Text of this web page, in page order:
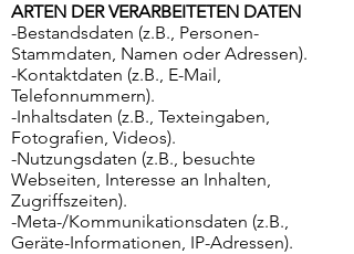
ARTEN DER VERARBEITETEN DATEN
-Bestandsdaten (z.B., Personen-
Stammdaten, Namen oder Adressen).
-Kontaktdaten (z.B., E-Mail,
Telefonnummern).
-Inhaltsdaten (z.B., Texteingaben,
Fotografien, Videos).
-Nutzungsdaten (z.B., besuchte
Webseiten, Interesse an Inhalten,
Zugriffszeiten).
-Meta-/Kommunikationsdaten (z.B.,
Geräte-Informationen, IP-Adressen).